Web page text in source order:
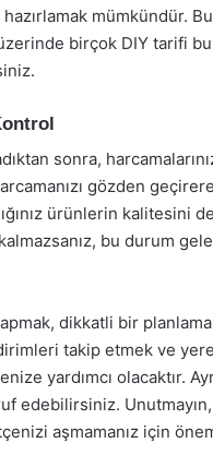
mümkündür.
birçok DIY tarifi
sonra,
gözden
ürünlerin kalitesini
bu durum
dikkatli bir
takip etmek ve
yardımcı olacaktır.
edebilirsiniz.
aşmamanız için